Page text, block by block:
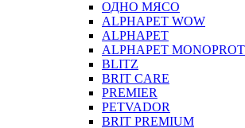
ОДНО МЯСО
ALPHAPET WOW
ALPHAPET
ALPHAPET
BLITZ
BRIT CARE
PREMIER
PETVADOR
BRIT PREMIUM